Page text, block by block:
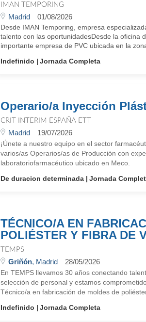
IMAN TEMPORING
Madrid 01/08/2026
Desde IMAN Temporing, empresa
talento con las oportunidadesDesde la oficina
importante empresa de PVC ubicada en la
Indefinido
Jornada Completa
Operario/a Inyección
CRIT INTERIM ESPAÑA ETT
Madrid 19/07/2026
¡Únete a nuestro equipo en el sector
varios/as Operarios/as de Producción con
laboratoriofarmacéutico ubicado en Meco.
De duracion determinada
Jornada
TÉCNICO/A EN
POLIÉSTER Y FIBRA DE
TEMPS
Griñón, Madrid 28/05/2026
En TEMPS llevamos 30 años conectando
selección de personal y estamos
Técnico/a en fabricación de moldes de
Indefinido
Jornada Completa